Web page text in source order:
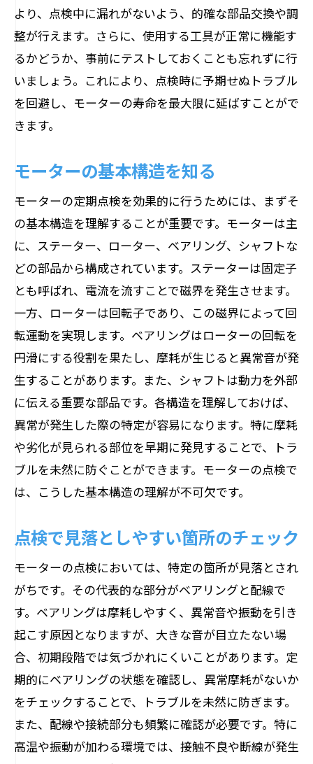
スケジュール遵守のための社内教育
点検計画の継続的改善の方法
モーターの安定稼働を支える温度と振動のモ
ニタリング
効果的な温度管理のポイント
モニタリングデータの分析技術
異常発生時の迅速な対応策
温度と振動の相関を理解する
モニタリングシステムの導入とその利点
点検の秘訣でトラブルを未然に防ぐ方法
トラブル事例から学ぶ予防策
点検結果を活かした改善施策
モーター専門家のアドバイス活用法
コミュニケーションの重要性とその方法
トラブルシューティングの基礎
実際のトラブルから得た教訓
実践的なメンテナンスがもたらすモーターの
長寿命化
日々のメンテナンスチェックリスト作成
効果を実感するメンテナンス成功事例
プロフェッショナルメンテナンスの導入
モーター寿命の延長に成功した事例
実践的メンテナンスが生む経済効果
あなたの機器を最適に保つための定期点検の
提案
点検プロセスの見直しとその成果
専門家による点検プログラムの構築
機器特性に合わせた点検方法の提案
点検後のフォローアップの重要性
より、点検中に漏れがないよう、的確な部品交換や調
整が行えます。さらに、使用する工具が正常に機能す
るかどうか、事前にテストしておくことも忘れずに行
いましょう。これにより、点検時に予期せぬトラブル
を回避し、モーターの寿命を最大限に延ばすことがで
きます。
モーターの基本構造を知る
モーターの定期点検を効果的に行うためには、まずそ
の基本構造を理解することが重要です。モーターは主
に、ステーター、ローター、ベアリング、シャフトな
どの部品から構成されています。ステーターは固定子
とも呼ばれ、電流を流すことで磁界を発生させます。
一方、ローターは回転子であり、この磁界によって回
転運動を実現します。ベアリングはローターの回転を
円滑にする役割を果たし、摩耗が生じると異常音が発
生することがあります。また、シャフトは動力を外部
に伝える重要な部品です。各構造を理解しておけば、
異常が発生した際の特定が容易になります。特に摩耗
や劣化が見られる部位を早期に発見することで、トラ
ブルを未然に防ぐことができます。モーターの点検で
は、こうした基本構造の理解が不可欠です。
点検で見落としやすい箇所のチェック
モーターの点検においては、特定の箇所が見落とされ
がちです。その代表的な部分がベアリングと配線で
す。ベアリングは摩耗しやすく、異常音や振動を引き
起こす原因となりますが、大きな音が目立たない場
合、初期段階では気づかれにくいことがあります。定
期的にベアリングの状態を確認し、異常摩耗がないか
をチェックすることで、トラブルを未然に防ぎます。
また、配線や接続部分も頻繁に確認が必要です。特に
高温や振動が加わる環境では、接触不良や断線が発生